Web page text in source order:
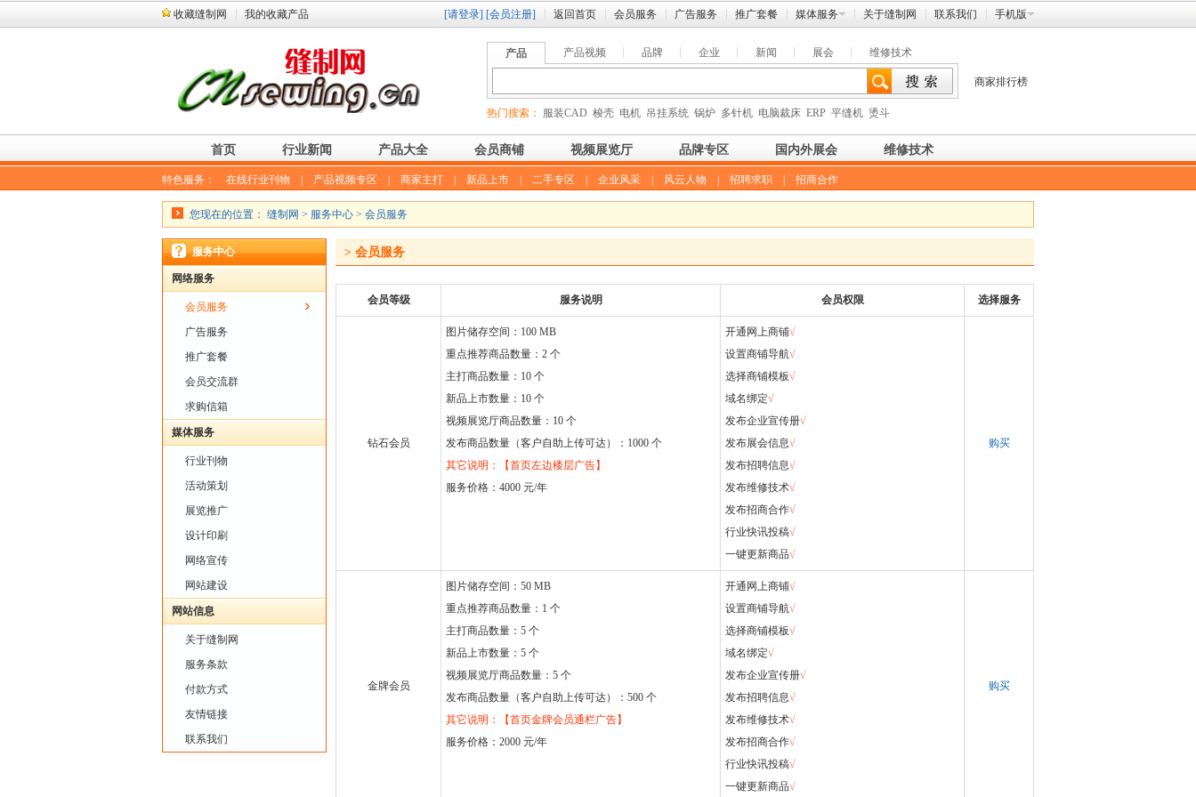
收藏缝制网 我的收藏产品 [请登录] [会员注册] 返回首页 会员服务 广告服务 推广套餐 媒体服务 关于缝制网 联系我们 手机版
产品 产品视频 品牌 企业 新闻 展会 维修技术
热门搜索： 服装CAD 梭壳 电机 吊挂系统 锅炉 多针机 电脑裁床 ERP 平缝机 烫斗
商家排行榜
首页 行业新闻 产品大全 会员商铺 视频展览厅 品牌专区 国内外展会 维修技术
特色服务： 在线行业刊物 产品视频专区 商家主打 新品上市 二手专区 企业风采 风云人物 招聘求职 招商合作
您现在的位置： 缝制网 > 服务中心 > 会员服务
服务中心
网络服务
会员服务
广告服务
推广套餐
会员交流群
求购信箱
媒体服务
行业刊物
活动策划
展览推广
设计印刷
网络宣传
网站建设
网站信息
关于缝制网
服务条款
付款方式
友情链接
联系我们
> 会员服务
会员等级 服务说明 会员权限 选择服务
钻石会员
图片储存空间：100 MB
重点推荐商品数量：2 个
主打商品数量：10 个
新品上市数量：10 个
视频展览厅商品数量：10 个
发布商品数量（客户自助上传可达）：1000 个
其它说明：【首页左边楼层广告】
服务价格：4000 元/年
开通网上商铺√
设置商铺导航√
选择商铺模板√
域名绑定√
发布企业宣传册√
发布展会信息√
发布招聘信息√
发布维修技术√
发布招商合作√
行业快讯投稿√
一键更新商品√
购买
金牌会员
图片储存空间：50 MB
重点推荐商品数量：1 个
主打商品数量：5 个
新品上市数量：5 个
视频展览厅商品数量：5 个
发布商品数量（客户自助上传可达）：500 个
其它说明：【首页金牌会员通栏广告】
服务价格：2000 元/年
开通网上商铺√
设置商铺导航√
选择商铺模板√
域名绑定√
发布企业宣传册√
发布招聘信息√
发布维修技术√
发布招商合作√
行业快讯投稿√
一键更新商品√
购买